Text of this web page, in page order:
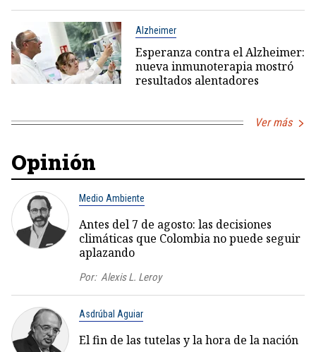
Alzheimer
Esperanza contra el Alzheimer:
nueva inmunoterapia mostró
resultados alentadores
Ver más
Opinión
Medio Ambiente
Antes del 7 de agosto: las decisiones
climáticas que Colombia no puede seguir
aplazando
Por: Alexis L. Leroy
Asdrúbal Aguiar
El fin de las tutelas y la hora de la nación